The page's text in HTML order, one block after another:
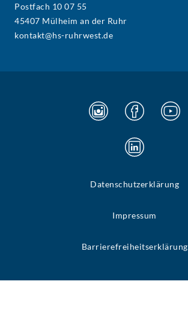
Postfach 10 07 55
45407 Mülheim an der Ruhr
kontakt@hs-ruhrwest.de
Datenschutzerklärung
Impressum
Barrierefreiheitserklärung